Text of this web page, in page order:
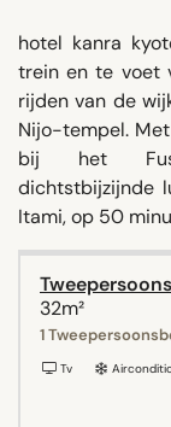
hotel kanra
trein en te voet
rijden van de
Nijo-tempel.
bij het
dichtstbijzijnde
Itami, op 50
32m²
1
Tv